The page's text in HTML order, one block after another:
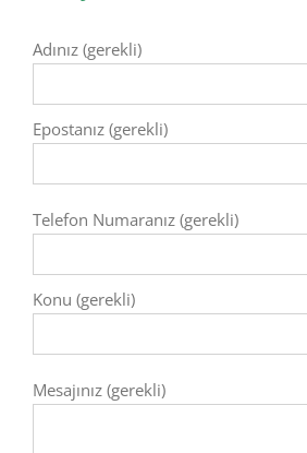
Adınız (gerekli)
Epostanız (gerekli)
Telefon Numaranız (gerekli)
Konu (gerekli)
Mesajınız (gerekli)